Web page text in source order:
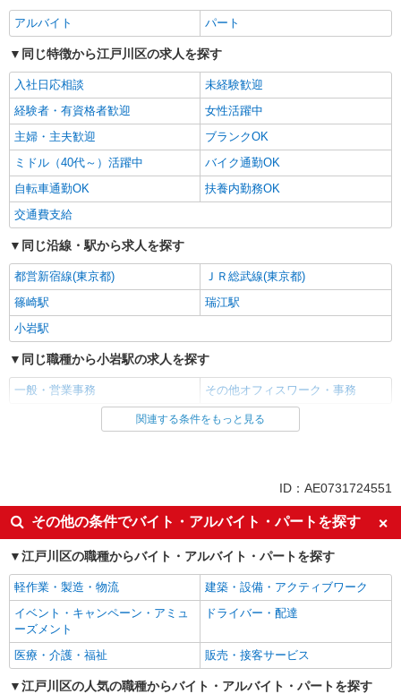
アルバイト パート
同じ特徴から江戸川区の求人を探す
入社日応相談
未経験歓迎
経験者・有資格者歓迎
女性活躍中
主婦・主夫歓迎
ブランクOK
ミドル（40代～）活躍中
バイク通勤OK
自転車通勤OK
扶養内勤務OK
交通費支給
同じ沿線・駅から求人を探す
都営新宿線(東京都)
ＪＲ総武線(東京都)
篠崎駅
瑞江駅
小岩駅
同じ職種から小岩駅の求人を探す
一般・営業事務 その他オフィスワーク・事務
同じ雇用形態から小岩駅の求人を探す
入社日応相談
未経験歓迎
経験者・有資格者歓迎
女性活躍中
主婦・主夫歓迎
ブランクOK
ミドル（40代～）活躍中
バイク通勤OK
自転車通勤OK
扶養内勤務OK
交通費支給
関連する条件をもっと見る
ID：AE0731724551
その他の条件でバイト・アルバイト・パートを探す
江戸川区の職種からバイト・アルバイト・パートを探す
軽作業・製造・物流
建築・設備・アクティブワーク
イベント・キャンペーン・アミュ
ーズメント
ドライバー・配達
医療・介護・福祉 販売・接客サービス
江戸川区の人気の職種からバイト・アルバイト・パートを探す